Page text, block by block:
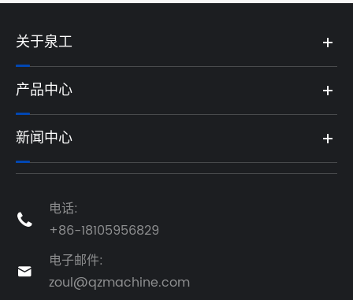
关于泉工
产品中心
新闻中心

电话:
+86-18105956829

电子邮件:
zoul@qzmachine.com